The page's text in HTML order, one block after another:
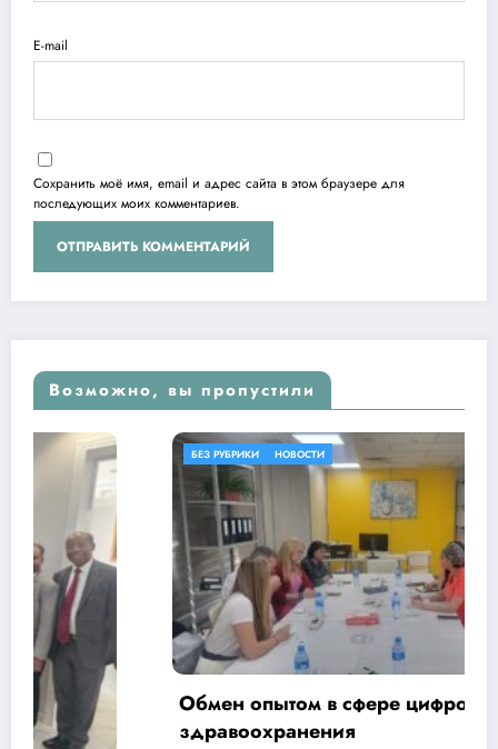
E-mail
Сохранить моё имя, email и адрес сайта в этом браузере для
последующих моих комментариев.
Возможно, вы пропустили
БЕЗ РУБРИКИ НОВОСТИ
Обмен опытом в сфере цифровизации
здравоохранения